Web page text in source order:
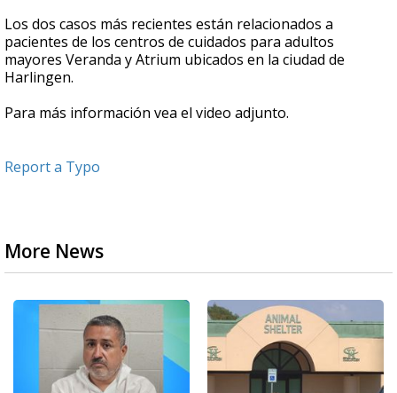
Los dos casos más recientes están relacionados a
pacientes de los centros de cuidados para adultos
mayores Veranda y Atrium ubicados en la ciudad de
Harlingen.
Para más información vea el video adjunto.
Report a Typo
More News